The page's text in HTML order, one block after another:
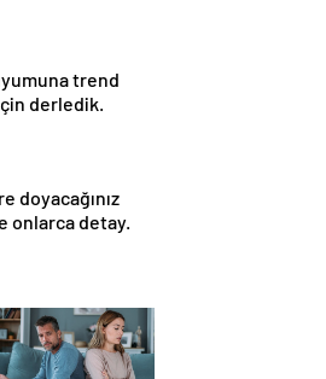
trend
derledik.
doyacağınız
onlarca detay.